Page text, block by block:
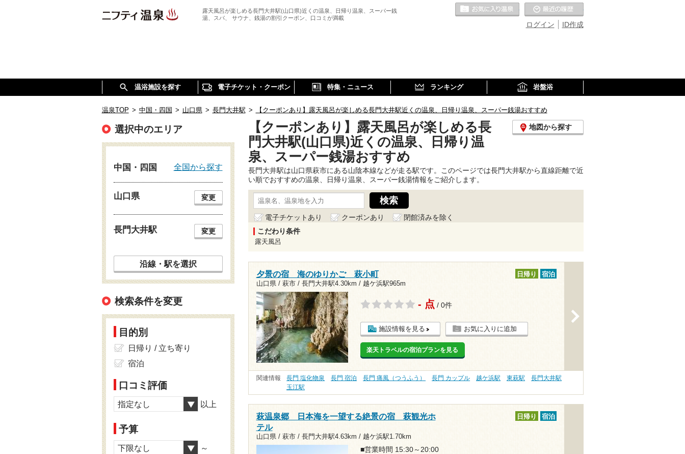
露天風呂が楽しめる長門大井駅(山口県)近くの温泉、日帰り温泉、スーパー銭
湯、スパ、 サウナ、銭湯の割引クーポン、口コミが満載
ID作成
ログイン
お気に入りの温泉
温浴施設を探す 電子チケット・クーポン 特集・ニュース ランキング 岩盤浴
温泉TOP > 中国・四国 > 山口県 > 長門大井駅 > 【クーポンあり】露天風呂が楽しめる長門大井駅近くの温泉、日帰り温泉、スーパー銭湯おすすめ
【クーポンあり】露天風呂が楽しめる長
門大井駅(山口県)近くの温泉、日帰り温
泉、スーパー銭湯おすすめ
地図から探す
長門大井駅は山口県萩市にある山陰本線などが走る駅です。このページでは長門大井駅から直線距離で近
い順でおすすめの温泉、日帰り温泉、スーパー銭湯情報をご紹介します。
電子チケットあり クーポンあり
閉館済みを除く
こだわり条件
露天風呂
夕景の宿 海のゆりかご 萩小町
山口県 / 萩市 / 長門大井駅4.30km / 越ケ浜駅965m
日帰り 宿泊
- 点 / 0件
施設情報を見る お気に入りに追加
楽天トラベルの宿泊プランを見る
関連情報 長門 塩化物泉 長門 宿泊 長門 痛風（つうふう） 長門 カップル 越ケ浜駅 東萩駅
長門大井駅
玉江駅
萩温泉郷 日本海を一望する絶景の宿 萩観光ホ
テル
山口県 / 萩市 / 長門大井駅4.63km / 越ケ浜駅1.70km
日帰り 宿泊
■営業時間 15:30～20:00
選択中のエリア
中国・四国 全国から探す
山口県 変更
長門大井駅 変更
沿線・駅を選択
検索条件を変更
目的別
日帰り / 立ち寄り
宿泊
口コミ評価
指定なし 以上
予算
下限なし ～